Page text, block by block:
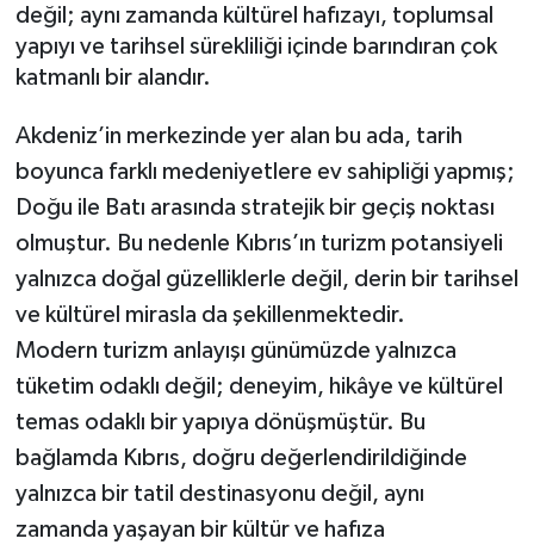
değil; aynı zamanda kültürel hafızayı, toplumsal
yapıyı ve tarihsel sürekliliği içinde barındıran çok
katmanlı bir alandır.
Akdeniz’in merkezinde yer alan bu ada, tarih
boyunca farklı medeniyetlere ev sahipliği yapmış;
Doğu ile Batı arasında stratejik bir geçiş noktası
olmuştur. Bu nedenle Kıbrıs’ın turizm potansiyeli
yalnızca doğal güzelliklerle değil, derin bir tarihsel
ve kültürel mirasla da şekillenmektedir.
Modern turizm anlayışı günümüzde yalnızca
tüketim odaklı değil; deneyim, hikâye ve kültürel
temas odaklı bir yapıya dönüşmüştür. Bu
bağlamda Kıbrıs, doğru değerlendirildiğinde
yalnızca bir tatil destinasyonu değil, aynı
zamanda yaşayan bir kültür ve hafıza